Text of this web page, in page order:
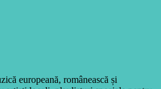
europeană, românească și